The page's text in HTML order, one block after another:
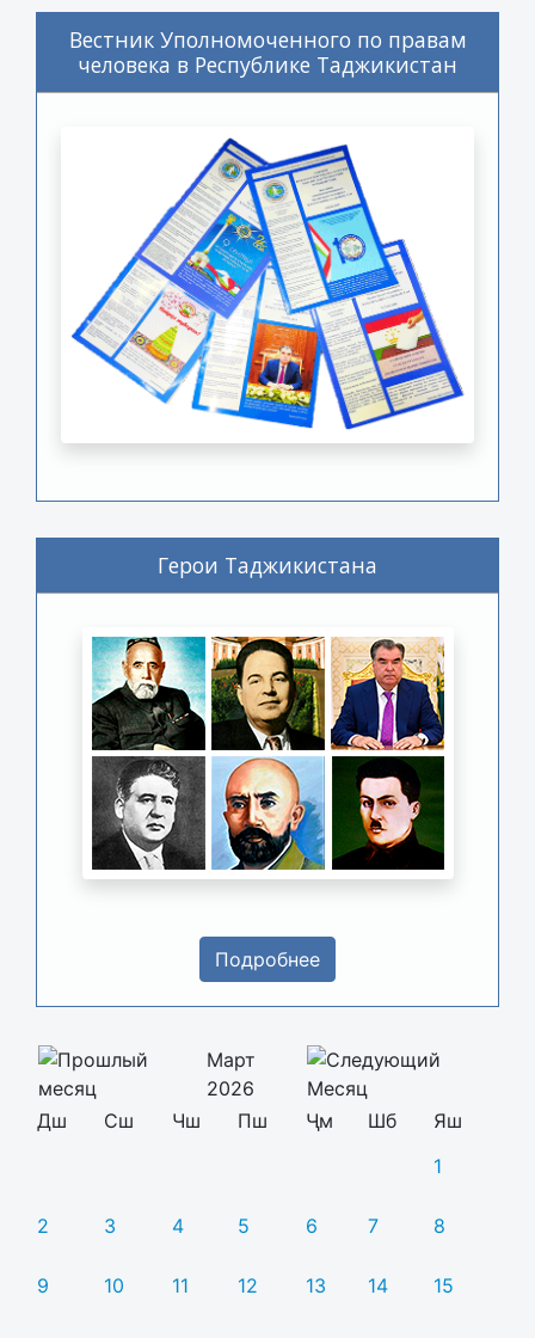
Вестник Уполномоченного по правам
человека в Республике Таджикистан
Герои Таджикистана
Подробнее
Март
2026
Дш
Сш Чш Пш Ҷм Шб
Яш
1
2 3 4 5 6 7 8
9 10 11 12 13 14 15